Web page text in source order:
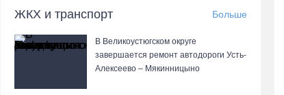
ЖКХ и транспорт Больше
В Великоустюгском округе
завершается ремонт автодороги Усть-
Алексеево – Мякинницыно